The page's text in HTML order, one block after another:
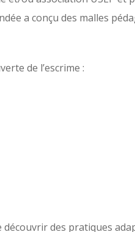
a conçu des malles
de l’escrime :
des pratiques